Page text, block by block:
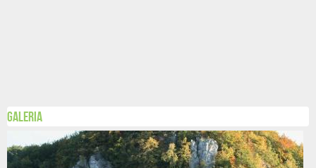
Galeria